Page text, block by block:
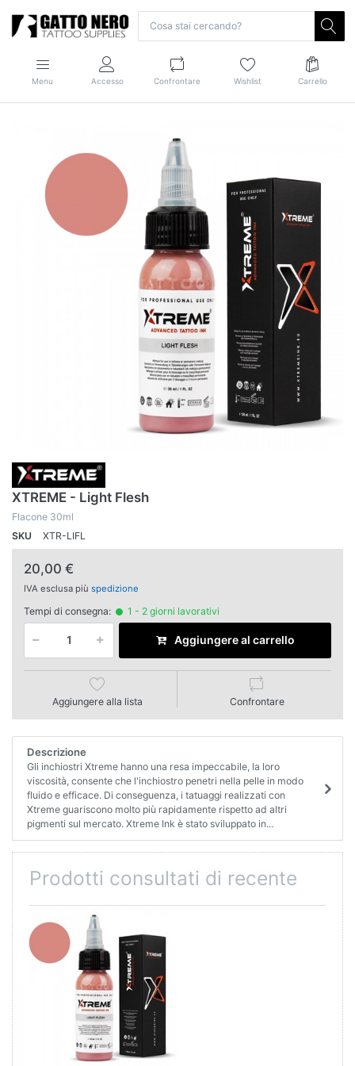
Menu Accesso Confrontare Wishlist Carrello
XTREME - Light Flesh
Flacone 30ml
SKU
XTR-LIFL
20,00 €
IVA esclusa più spedizione
Tempi di consegna: 1 - 2 giorni lavorativi
Aggiungere al carrello
Aggiungere alla lista Confrontare
Descrizione
Gli inchiostri Xtreme hanno una resa impeccabile, la loro
viscosità, consente che l'inchiostro penetri nella pelle in modo
fluido e efficace. Di conseguenza, i tatuaggi realizzati con
Xtreme guariscono molto più rapidamente rispetto ad altri
pigmenti sul mercato. Xtreme Ink è stato sviluppato in...
Prodotti consultati di recente